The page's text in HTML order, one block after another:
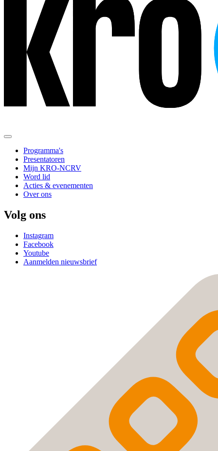
Programma's
Presentatoren
Mijn KRO-NCRV
Word lid
Acties & evenementen
Over ons
Volg ons
Instagram
Facebook
Youtube
Aanmelden nieuwsbrief